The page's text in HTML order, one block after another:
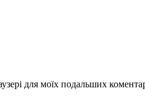
для моїх подальших